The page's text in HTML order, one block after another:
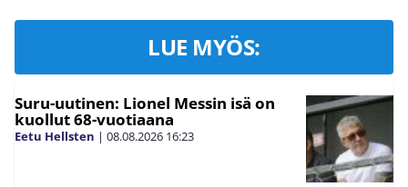
LUE MYÖS:
Suru-uutinen: Lionel Messin isä on
kuollut 68-vuotiaana
Eetu Hellsten | 08.08.2026 16:23